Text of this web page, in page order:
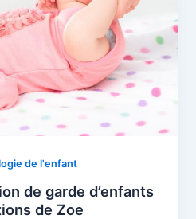
de l'enfant
de garde d’enfants
de Zoe